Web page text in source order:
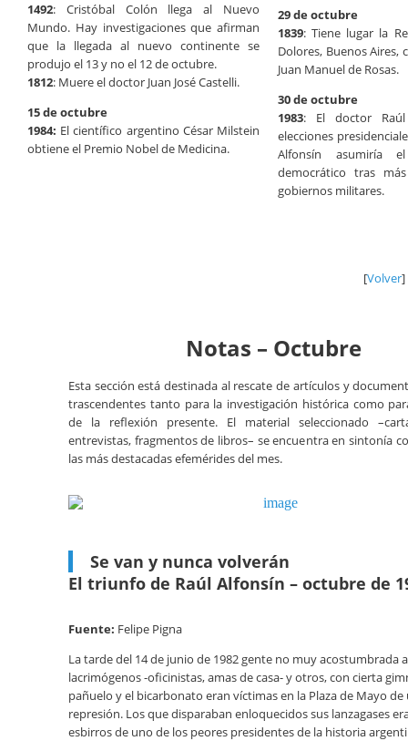
1492: Cristóbal Colón llega al Nuevo
Mundo. Hay investigaciones que afirman
que la llegada al nuevo continente se
produjo el 13 y no el 12 de octubre.
1812: Muere el doctor Juan José Castelli.
15 de octubre
1984: El científico argentino César Milstein
obtiene el Premio Nobel de Medicina.
29 de octubre
1839: Tiene lugar la
Dolores, Buenos Aires,
Juan Manuel de Rosas.
30 de octubre
1983: El doctor
elecciones
Alfonsín asumiría
democrático tras
gobiernos militares.
[Volver]
Notas – Octubre
Esta sección está destinada al rescate de artículos y
trascendentes tanto para la investigación histórica como
de la reflexión presente. El material seleccionado
entrevistas, fragmentos de libros– se encuentra en sintonía
las más destacadas efemérides del mes.
Se van y nunca volverán
El triunfo de Raúl Alfonsín – octubre de
Fuente: Felipe Pigna
La tarde del 14 de junio de 1982 gente no muy acostumbrada
lacrimógenos -oficinistas, amas de casa- y otros, con cierta
pañuelo y el bicarbonato eran víctimas en la Plaza de Mayo
represión. Los que disparaban enloquecidos sus lanzagases
esbirros de uno de los peores presidentes de la historia